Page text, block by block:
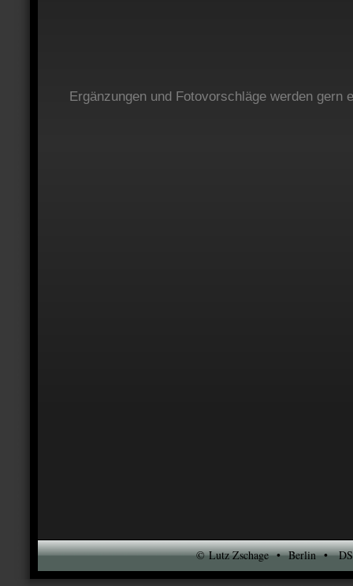
Ergänzungen und Fotovorschläge werden gern
© Lutz Zschage • Berlin •